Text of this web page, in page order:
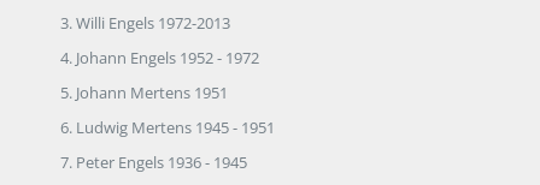
Willi Engels 1972-2013
Johann Engels 1952 - 1972
Johann Mertens 1951
Ludwig Mertens 1945 - 1951
Peter Engels 1936 - 1945